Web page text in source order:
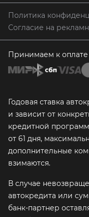
Политика
Согласие на
Принимаем к
Годовая ставка
и зависит от
кредитной
от 61 дня,
дополнительные
взимаются.
В случае
автокредита или
банк-партнер